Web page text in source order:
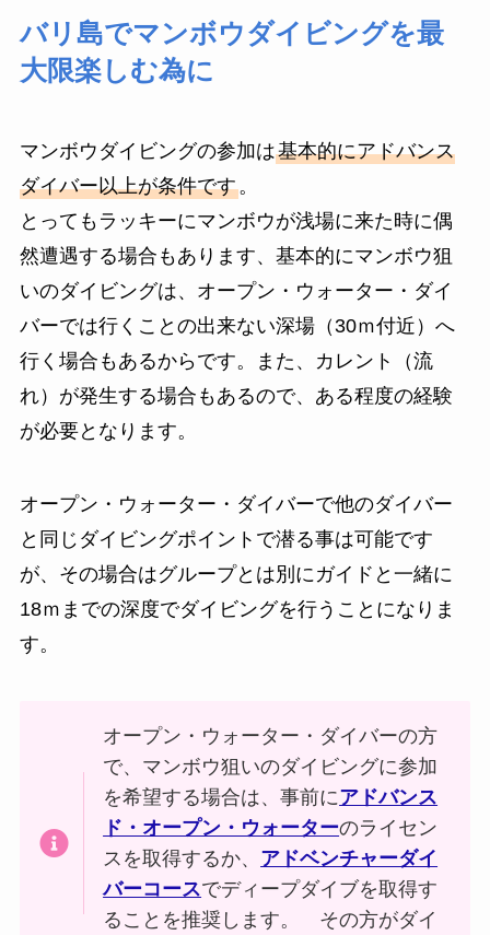
バリ島でマンボウダイビングを最
大限楽しむ為に
マンボウダイビングの参加は基本的にアドバンス
ダイバー以上が条件です。
とってもラッキーにマンボウが浅場に来た時に偶
然遭遇する場合もあります、基本的にマンボウ狙
いのダイビングは、オープン・ウォーター・ダイ
バーでは行くことの出来ない深場（30ｍ付近）へ
行く場合もあるからです。また、カレント（流
れ）が発生する場合もあるので、ある程度の経験
が必要となります。
オープン・ウォーター・ダイバーで他のダイバー
と同じダイビングポイントで潜る事は可能です
が、その場合はグループとは別にガイドと一緒に
18ｍまでの深度でダイビングを行うことになりま
す。
オープン・ウォーター・ダイバーの方
で、マンボウ狙いのダイビングに参加
を希望する場合は、事前にアドバンス
ド・オープン・ウォーターのライセン
スを取得するか、 アドベンチャーダイ
バーコースでディープダイブを取得す
ることを推奨します。 その方がダイ